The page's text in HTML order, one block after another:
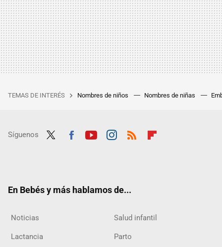
TEMAS DE INTERÉS Nombres de niños Nombres de niñas
Síguenos
En Bebés y más hablamos de...
Noticias Salud infantil
Lactancia Parto